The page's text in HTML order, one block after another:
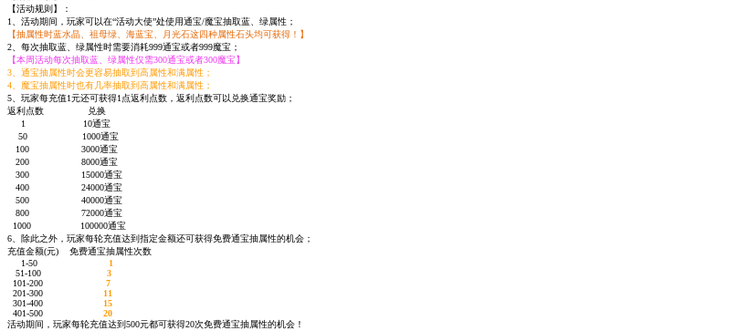
【活动规则】：
1、活动期间，玩家可以在“活动大使”处使用通宝/魔宝抽取蓝、绿属性；
【抽属性时蓝水晶、祖母绿、海蓝宝、月光石这四种属性石头均可获得！】
2、每次抽取蓝、绿属性时需要消耗999通宝或者999魔宝；
【本周活动每次抽取蓝、绿属性仅需300通宝或者300魔宝】
3、通宝抽属性时会更容易抽取到高属性和满属性；
4、魔宝抽属性时也有几率抽取到高属性和满属性；
5、玩家每充值1元还可获得1点返利点数，返利点数可以兑换通宝奖励；
返利点数 兑换
1 10通宝
50 1000通宝
100 3000通宝
200 8000通宝
300 15000通宝
400 24000通宝
500 40000通宝
800 72000通宝
1000 100000通宝
6、除此之外，玩家每轮充值达到指定金额还可获得免费通宝抽属性的机会；
充值金额(元) 免费通宝抽属性次数
1-50 1
51-100 3
101-200 7
201-300 11
301-400 15
401-500 20
活动期间，玩家每轮充值达到500元都可获得20次免费通宝抽属性的机会！